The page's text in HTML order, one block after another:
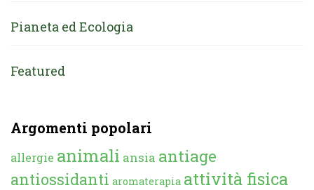
Pianeta ed Ecologia
Featured
Argomenti popolari
allergie animali ansia antiage
antiossidanti aromaterapia attività fisica